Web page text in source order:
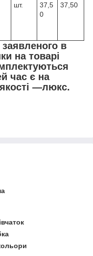
шт.
37,5
0
37,50
заявленого в
на товарі
час є на
якості —люкс.